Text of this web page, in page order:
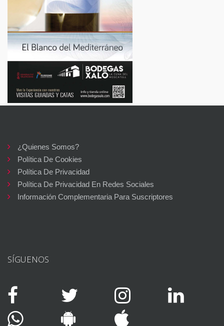
¿Quienes Somos?
Política De Cookies
Política De Privacidad
Política De Privacidad En Redes Sociales
Información Complementaria Para Suscriptores
SÍGUENOS